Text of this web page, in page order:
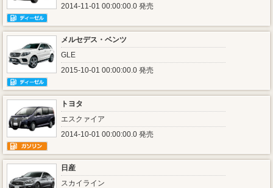
2014-11-01 00:00:00.0 発売
メルセデス・ベンツ
GLE
2015-10-01 00:00:00.0 発売
トヨタ
エスクァイア
2014-10-01 00:00:00.0 発売
日産
スカイライン